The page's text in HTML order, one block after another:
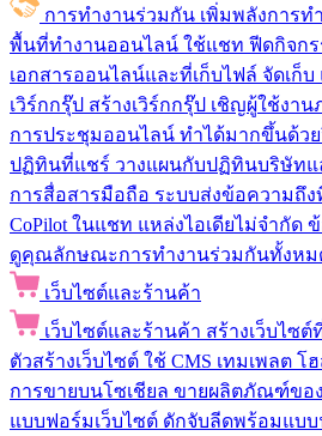
การทำงานร่วมกัน เพิ่มพลังการ
พื้นที่ทำงานออนไลน์ ใช้แชท ฟีดกิจก
เอกสารออนไลน์และที่เก็บไฟล์ จัดเก็
เวิร์กกรุ๊ป สร้างเวิร์กกรุ๊ป เชิญผู้ใช้งา
การประชุมออนไลน์ ทำได้มากขึ้นด้ว
ปฏิทินที่แชร์ วางแผนกับปฏิทินบริษัทแ
การสื่อสารมือถือ ระบบส่งข้อความถึ
CoPilot ในแชท แหล่งไอเดียไม่จำกัด
ดูคุณลักษณะการทำงานร่วมกันทั้งหม
เว็บไซต์และร้านค้า
เว็บไซต์และร้านค้า สร้างเว็บไซต์
ตัวสร้างเว็บไซต์ ใช้ CMS เทมเพลต โ
การขายบนโซเชียล ขายผลิตภัณฑ์ของคุ
แบบฟอร์มเว็บไซต์ ดักจับลีดพร้อมแบ